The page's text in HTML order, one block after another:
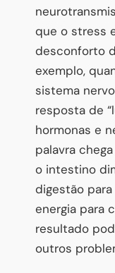
que o stress
desconforto
exemplo,
sistema
resposta de
hormonas e
palavra
o intestino
digestão
energia para
resultado
outros